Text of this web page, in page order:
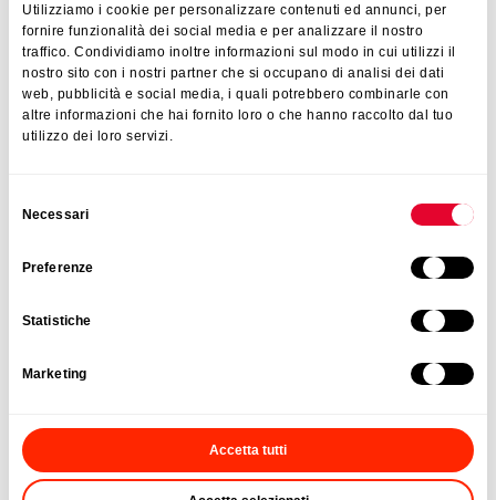
Utilizziamo i cookie per personalizzare contenuti ed annunci, per
fornire funzionalità dei social media e per analizzare il nostro
traffico. Condividiamo inoltre informazioni sul modo in cui utilizzi il
nostro sito con i nostri partner che si occupano di analisi dei dati
web, pubblicità e social media, i quali potrebbero combinarle con
altre informazioni che hai fornito loro o che hanno raccolto dal tuo
utilizzo dei loro servizi.
Necessari
Preferenze
Statistiche
Marketing
Accetta tutti
ESPECIFICACIONES
cada cajón
movibles para otimizar la
utensilios desde pequeños a
39/49 x 15 x 6 cm